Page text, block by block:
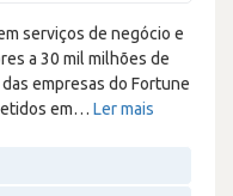
serviços de negócio e
a 30 mil milhões de
empresas do Fortune
em… Ler mais